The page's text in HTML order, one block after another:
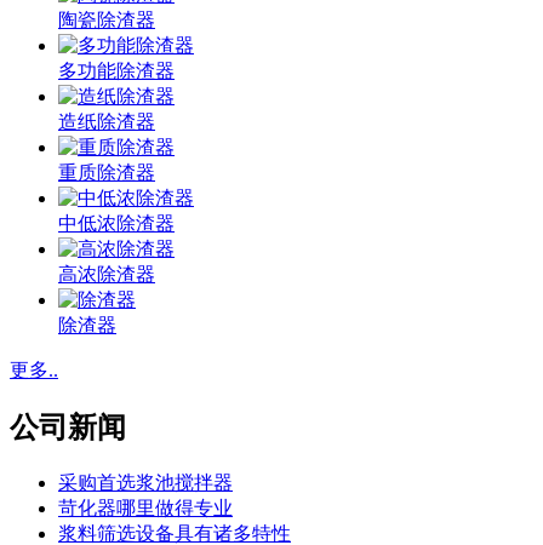
陶瓷除渣器
多功能除渣器
造纸除渣器
重质除渣器
中低浓除渣器
高浓除渣器
除渣器
更多..
公司新闻
采购首选浆池搅拌器
苛化器哪里做得专业
浆料筛选设备具有诸多特性